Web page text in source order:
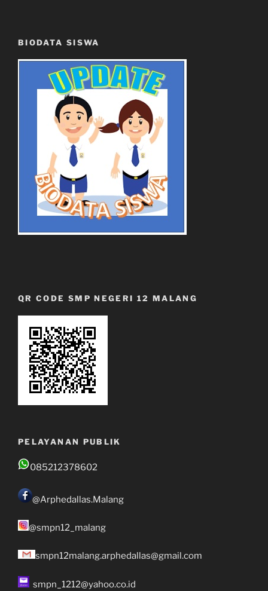
BIODATA SISWA
QR CODE SMP NEGERI 12 MALANG
PELAYANAN PUBLIK
085212378602
@Arphedallas.Malang
@smpn12_malang
smpn12malang.arphedallas@gmail.com
smpn_1212@yahoo.co.id